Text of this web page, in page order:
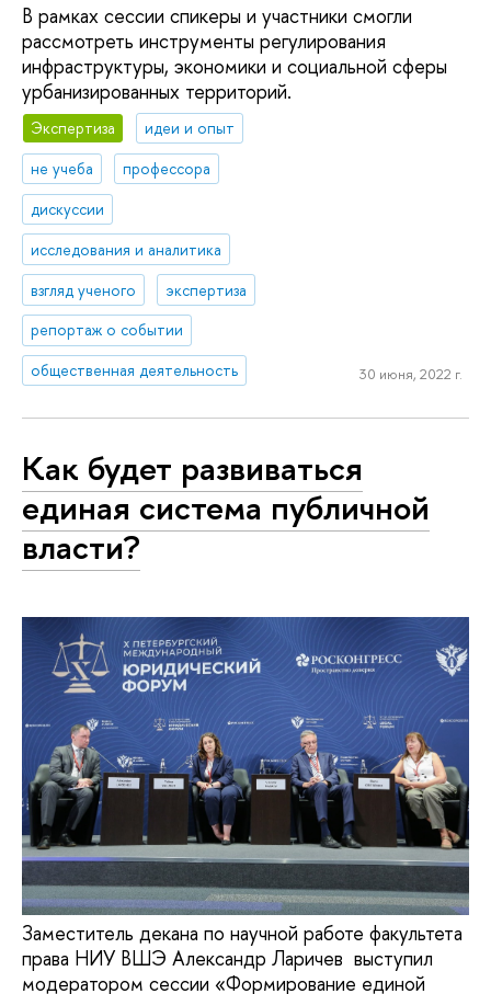
В рамках сессии спикеры и участники смогли
рассмотреть инструменты регулирования
инфраструктуры, экономики и социальной сферы
урбанизированных территорий.
Экспертиза
идеи и опыт
не учеба
профессора
дискуссии
исследования и аналитика
взгляд ученого
экспертиза
репортаж о событии
общественная деятельность
30 июня, 2022 г.
Как будет развиваться
единая система публичной
власти?
Заместитель декана по научной работе факультета
права НИУ ВШЭ Александр Ларичев выступил
модератором сессии «Формирование единой